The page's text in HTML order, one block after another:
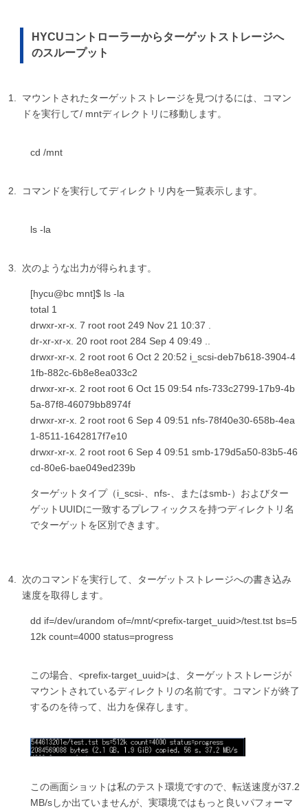
HYCUコントローラーからターゲットストレージへ
のスループット
マウントされたターゲットストレージを見つけるには、コマン
ドを実行して/ mntディレクトリに移動します。
cd /mnt
コマンドを実行してディレクトリ内を一覧表示します。
ls -la
次のような出力が得られます。
[hycu@bc mnt]$ ls -la
total 1
drwxr-xr-x. 7 root root 249 Nov 21 10:37 .
dr-xr-xr-x. 20 root root 284 Sep 4 09:49 ..
drwxr-xr-x. 2 root root 6 Oct 2 20:52 i_scsi-deb7b618-3904-4
1fb-882c-6b8e8ea033c2
drwxr-xr-x. 2 root root 6 Oct 15 09:54 nfs-733c2799-17b9-4b
5a-87f8-46079bb8974f
drwxr-xr-x. 2 root root 6 Sep 4 09:51 nfs-78f40e30-658b-4ea
1-8511-1642817f7e10
drwxr-xr-x. 2 root root 6 Sep 4 09:51 smb-179d5a50-83b5-46
cd-80e6-bae049ed239b
ターゲットタイプ（i_scsi-、nfs-、またはsmb-）およびター
ゲットUUIDに一致するプレフィックスを持つディレクトリ名
でターゲットを区別できます。
次のコマンドを実行して、ターゲットストレージへの書き込み
速度を取得します。
dd if=/dev/urandom of=/mnt/<prefix-target_uuid>/test.tst bs=5
12k count=4000 status=progress
この場合、<prefix-target_uuid>は、ターゲットストレージが
マウントされているディレクトリの名前です。コマンドが終了
するのを待って、出力を保存します。
この画面ショットは私のテスト環境ですので、転送速度が37.2
MB/sしか出ていませんが、実環境ではもっと良いパフォーマ